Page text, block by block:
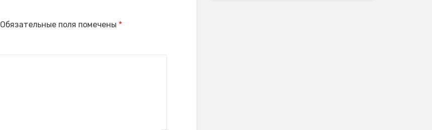
Обязательные поля помечены *